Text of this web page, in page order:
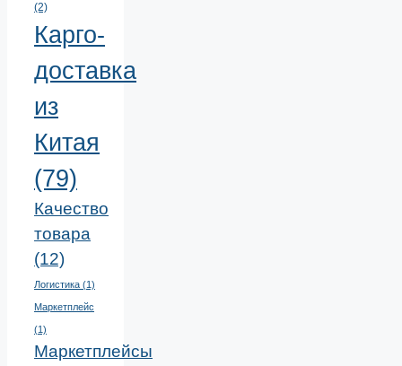
(2)
Карго-
доставка
из
Китая
(79)
Качество
товара
(12)
Логистика (1)
Маркетплейс
(1)
Маркетплейсы